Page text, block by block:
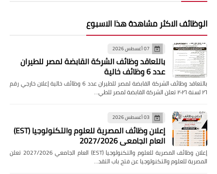
الوظائف الاكثر مشاهدة هذا الاسبوع
07 أغسطس 2026
بالتعاقد وظائف الشركة القابضة لمصر للطيران
عدد 6 وظائف خالية
بالتعاقد وظائف الشركة القابضة لمصر للطيران عدد 6 وظائف خالية إعلان خارجي رقم
٢٦ لسنة ٢٠٢٦ تعلن الشركة القابضة لمصر للطي…
03 أغسطس 2026
إعلان وظائف المصرية للعلوم والتكنولوجيا (EST)
العام الجامعي 2027/2026
إعلان وظائف المصرية للعلوم والتكنولوجيا (EST) العام الجامعي 2027/2026 تعلن
المصرية للعلوم والتكنولوجيا عن فتح باب التقد…